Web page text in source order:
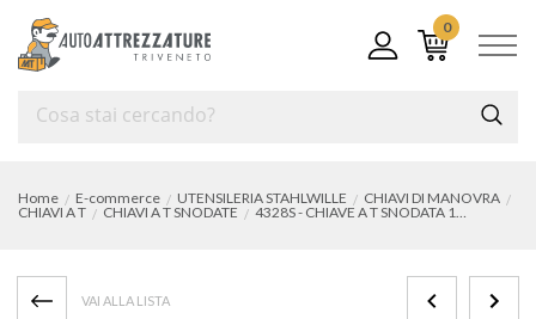
0
Home E-commerce UTENSILERIA STAHLWILLE
CHIAVI DI MANOVRA
CHIAVI A T
CHIAVI A T SNODATE 4328S - CHIAVE A T SNODATA 16 mm
VAI ALLA LISTA